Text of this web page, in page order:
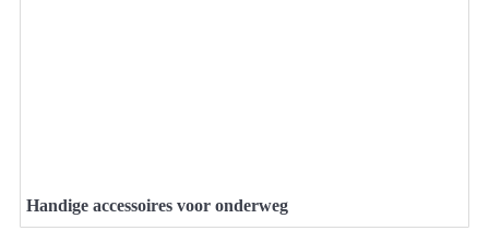
Handige accessoires voor onderweg